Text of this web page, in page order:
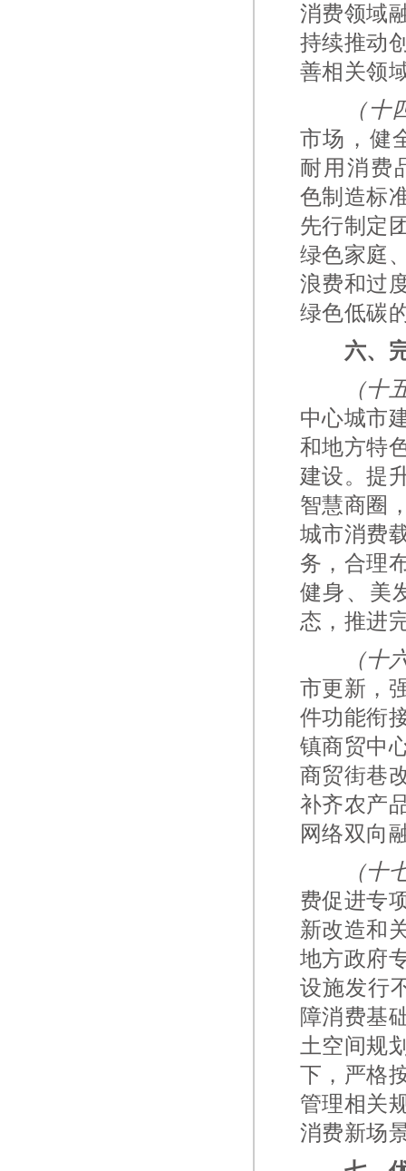
消费领域
持续推动
善相关领
（
市场，健
耐用消费
色制造标
先行制定
绿色家庭
浪费和过
绿色低碳
六、
（十
中心城市
和地方特
建设。提
智慧商圈
城市消费
务，合理
健身、美
态，推进
（十
市更新，
件功能衔
镇商贸中
商贸街巷
补齐农产
网络双向
（十
费促进专
新改造和
地方政府
设施发行
障消费基
土空间规
下，严格
管理相关
消费新场